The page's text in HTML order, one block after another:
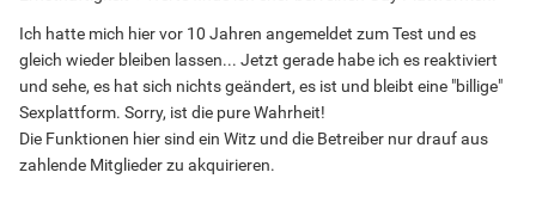
Ich hatte mich hier vor 10 Jahren angemeldet zum Test und es
gleich wieder bleiben lassen... Jetzt gerade habe ich es reaktiviert
und sehe, es hat sich nichts geändert, es ist und bleibt eine "billige"
Sexplattform. Sorry, ist die pure Wahrheit!
Die Funktionen hier sind ein Witz und die Betreiber nur drauf aus
zahlende Mitglieder zu akquirieren.